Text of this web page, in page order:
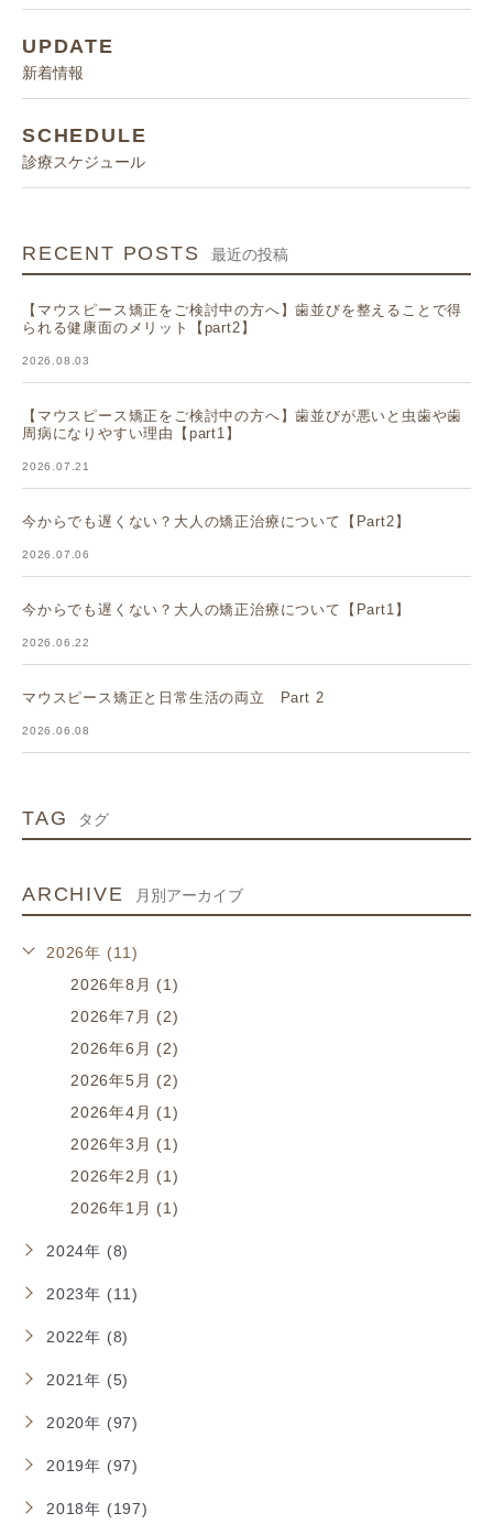
UPDATE
新着情報
SCHEDULE
診療スケジュール
RECENT POSTS 最近の投稿
【マウスピース矯正をご検討中の方へ】歯並びを整えることで得
られる健康面のメリット【part2】
2026.08.03
【マウスピース矯正をご検討中の方へ】歯並びが悪いと虫歯や歯
周病になりやすい理由【part1】
2026.07.21
今からでも遅くない？大人の矯正治療について【Part2】
2026.07.06
今からでも遅くない？大人の矯正治療について【Part1】
2026.06.22
マウスピース矯正と日常生活の両立 Part 2
2026.06.08
TAG タグ
ARCHIVE 月別アーカイブ
2026年 (11)
2026年8月 (1)
2026年7月 (2)
2026年6月 (2)
2026年5月 (2)
2026年4月 (1)
2026年3月 (1)
2026年2月 (1)
2026年1月 (1)
2024年 (8)
2023年 (11)
2022年 (8)
2021年 (5)
2020年 (97)
2019年 (97)
2018年 (197)